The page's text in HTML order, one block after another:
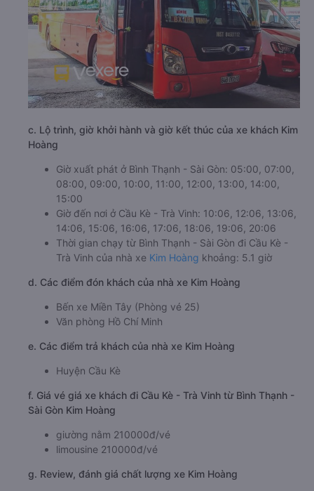
c. Lộ trình, giờ khởi hành và giờ kết thúc của xe khách Kim
Hoàng
Giờ xuất phát ở Bình Thạnh - Sài Gòn: 05:00, 07:00,
08:00, 09:00, 10:00, 11:00, 12:00, 13:00, 14:00,
15:00
Giờ đến nơi ở Cầu Kè - Trà Vinh: 10:06, 12:06, 13:06,
14:06, 15:06, 16:06, 17:06, 18:06, 19:06, 20:06
Thời gian chạy từ Bình Thạnh - Sài Gòn đi Cầu Kè -
Trà Vinh của nhà xe Kim Hoàng khoảng: 5.1 giờ
d. Các điểm đón khách của nhà xe Kim Hoàng
Bến xe Miền Tây (Phòng vé 25)
Văn phòng Hồ Chí Minh
e. Các điểm trả khách của nhà xe Kim Hoàng
Huyện Cầu Kè
f. Giá vé giá xe khách đi Cầu Kè - Trà Vinh từ Bình Thạnh -
Sài Gòn Kim Hoàng
giường nằm 210000đ/vé
limousine 210000đ/vé
g. Review, đánh giá chất lượng xe Kim Hoàng